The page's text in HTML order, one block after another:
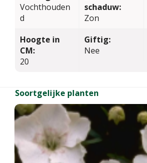
Vochthouden
d
schaduw:
Zon
Hoogte in
CM:
20
Giftig:
Nee
Soortgelijke planten